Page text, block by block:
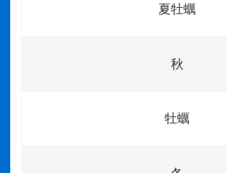
夏牡蠣
秋
牡蠣